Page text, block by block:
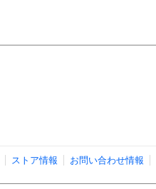
ストア情報 お問い合わせ情報